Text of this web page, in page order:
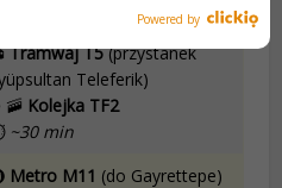
Tramwaj T5(przystanek
Teleferik)
🚠 Kolejka TF2
~30 min
Metro M11 (do Gayrettepe)
Powered by